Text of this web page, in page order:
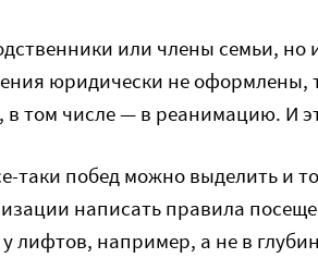
или члены семьи,
юридически не оформлены,
в том числе — в реанимацию. И
таки побед можно выделить и
написать правила
у лифтов, например, а не в